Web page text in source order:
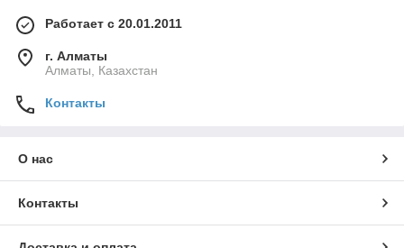
Работает с 20.01.2011
г. Алматы
Алматы, Казахстан
Контакты
О нас
Контакты